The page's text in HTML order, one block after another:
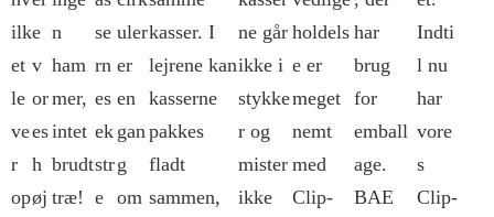
ilk
et
le
ve
r
op
e
v
or
es
h
øj
n
ham
mer,
intet
brudt
træ!
se
rn
es
ek
str
e
uler
er
en
gan
g
om
kasser. I
lejrene kan
kasserne
pakkes
fladt
sammen,
ne går
ikke i
stykke
r og
mister
ikke
holdels
e er
meget
nemt
med
Clip-
har
brug
for
emball
age.
BAE
Indti
l nu
har
vore
s
Clip-